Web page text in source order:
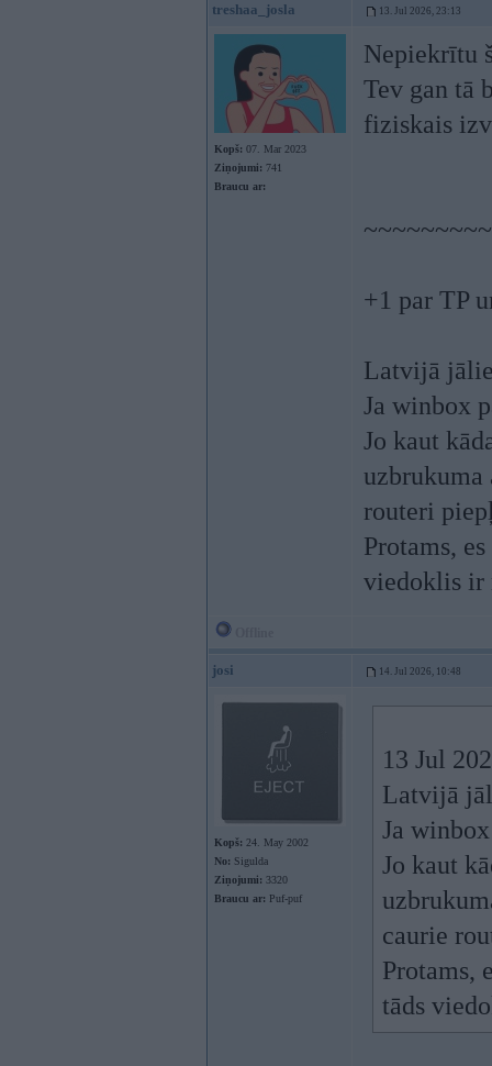
treshaa_josla 13. Jul 2026, 23:13
Kopš: 07. Mar 2023
Ziņojumi: 741
Braucu ar:
Nepiekrītu
Tev gan tā
fiziskais
~~~~~~~~~
+1 par TP
Latvijā
Ja winbox
Jo kaut
uzbrukuma
routeri
Protams,
viedoklis ir
josi 14. Jul 2026, 10:48
Kopš: 24. May 2002
No: Sigulda
Ziņojumi: 3320
Braucu ar: Puf-puf
13 Jul
Latvijā
Ja
Jo kaut
caurie
Protams,
tāds